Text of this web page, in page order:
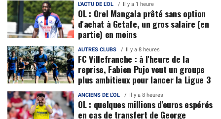
L'ACTU DE L'OL Il y a 1 heure
OL : Orel Mangala prêté sans option
d'achat à Getafe, un gros salaire (en
partie) en moins
AUTRES CLUBS Il y a 8 heures
FC Villefranche : à l'heure de la
reprise, Fabien Pujo veut un groupe
plus ambitieux pour lancer la Ligue 3
ANCIENS DE L'OL Il y a 8 heures
OL : quelques millions d'euros espérés
en cas de transfert de George